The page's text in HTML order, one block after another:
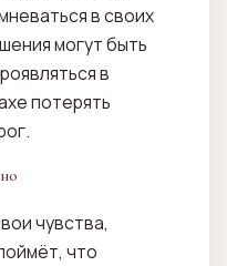
в своих
могут быть
в
потерять
чувства,
что